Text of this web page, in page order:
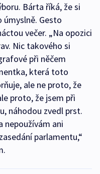
Bárta říká, že si
Gesto
večer. „Na opozici
Nic takového si
při něčem
která toto
ale ne proto, že
proto, že jsem při
náhodou zvedl prst.
nepoužívám ani
parlamentu,“